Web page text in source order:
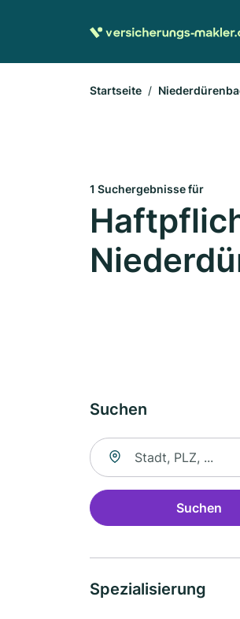
Startseite
1 Suchergebnisse für
Suchen
Suche nach Ort
Suchen
Spezialisierung